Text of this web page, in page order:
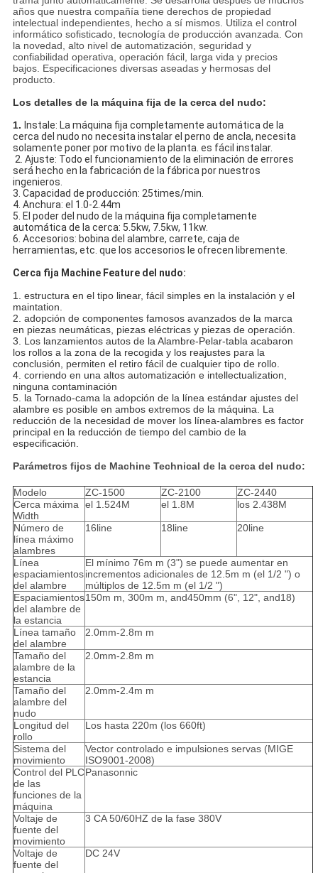
años que nuestra compañía tiene derechos de propiedad
intelectual independientes, hecho a sí mismos. Utiliza el control
informático sofisticado, tecnología de producción avanzada. Con
la novedad, alto nivel de automatización, seguridad y
confiabilidad operativa, operación fácil, larga vida y precios
bajos. Especificaciones diversas aseadas y hermosas del
producto.
Los detalles de la máquina fija de la cerca del nudo:
1. Instale: La máquina fija completamente automática de la
cerca del nudo no necesita instalar el perno de ancla, necesita
solamente poner por motivo de la planta. es fácil instalar.
2. Ajuste: Todo el funcionamiento de la eliminación de errores
será hecho en la fabricación de la fábrica por nuestros
ingenieros.
3. Capacidad de producción: 25times/min.
4. Anchura: el 1.0-2.44m
5. El poder del nudo de la máquina fija completamente
automática de la cerca: 5.5kw, 7.5kw, 11kw.
6. Accesorios: bobina del alambre, carrete, caja de
herramientas, etc. que los accesorios le ofrecen libremente.
Cerca fija Machine Feature del nudo:
1. estructura en el tipo linear, fácil simples en la instalación y el
maintation.
2. adopción de componentes famosos avanzados de la marca
en piezas neumáticas, piezas eléctricas y piezas de operación.
3. Los lanzamientos autos de la Alambre-Pelar-tabla acabaron
los rollos a la zona de la recogida y los reajustes para la
conclusión, permiten el retiro fácil de cualquier tipo de rollo.
4. corriendo en una altos automatización e intellectualization,
ninguna contaminación
5. la Tornado-cama la adopción de la línea estándar ajustes del
alambre es posible en ambos extremos de la máquina. La
reducción de la necesidad de mover los línea-alambres es factor
principal en la reducción de tiempo del cambio de la
especificación.
Parámetros fijos de Machine Technical de la cerca del nudo:
Modelo ZC-1500 ZC-2100
ZC-2440
Cerca máxima
Width
el 1.524M el 1.8M los 2.438M
Número de
línea máximo
alambres
16line 18line 20line
Línea
espaciamientos
del alambre
El mínimo 76m m (3") se puede aumentar en
incrementos adicionales de 12.5m m (el 1/2 ") o
múltiplos de 12.5m m (el 1/2 ")
Espaciamientos
del alambre de
la estancia
150m m, 300m m, and450mm (6", 12", and18)
Línea tamaño
del alambre
2.0mm-2.8m m
Tamaño del
alambre de la
estancia
2.0mm-2.8m m
Tamaño del
alambre del
nudo
2.0mm-2.4m m
Longitud del
rollo
Los hasta 220m (los 660ft)
Sistema del
movimiento
Vector controlado e impulsiones servas (MIGE
ISO9001-2008)
Control del PLC
de las
funciones de la
máquina
Panasonnic
Voltaje de
fuente del
movimiento
3 CA 50/60HZ de la fase 380V
Voltaje de
fuente del
DC 24V